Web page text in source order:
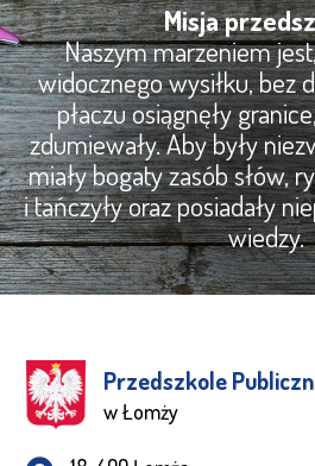
Misja
Naszym marzeniem
widocznego wysiłku, bez
płaczu osiągnęły
zdumiewały. Aby były
miały bogaty zasób słów,
i tańczyły oraz posiadały
wiedzy.
Przedszkole
w Łomży